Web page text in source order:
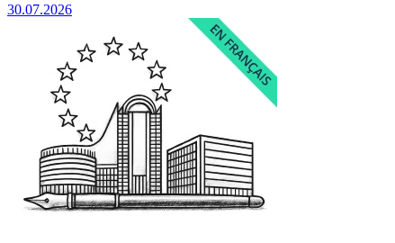
30.07.2026